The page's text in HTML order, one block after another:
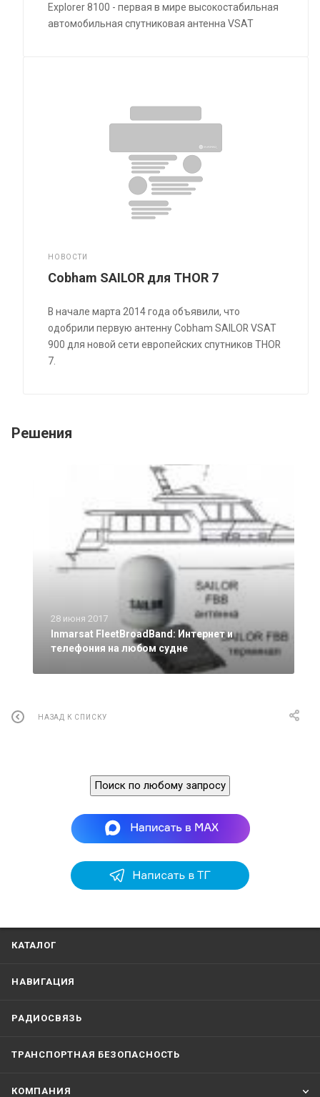
Explorer 8100 - первая в мире высокостабильная
автомобильная спутниковая антенна VSAT
НОВОСТИ
Cobham SAILOR для THOR 7
В начале марта 2014 года объявили, что
одобрили первую антенну Cobham SAILOR VSAT
900 для новой сети европейских спутников THOR
7.
Решения
28 июня 2017
Inmarsat FleetBroadBand: Интернет и
телефония на любом судне
НАЗАД К СПИСКУ
Поиск по любому запросу
КАТАЛОГ
НАВИГАЦИЯ
РАДИОСВЯЗЬ
ТРАНСПОРТНАЯ БЕЗОПАСНОСТЬ
КОМПАНИЯ